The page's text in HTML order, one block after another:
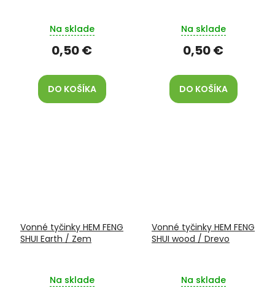
Na sklade
0,50 €
DO KOŠÍKA
Na sklade
0,50 €
DO KOŠÍKA
Vonné tyčinky HEM FENG
SHUI Earth / Zem
Na sklade
Vonné tyčinky HEM FENG
SHUI wood / Drevo
Na sklade